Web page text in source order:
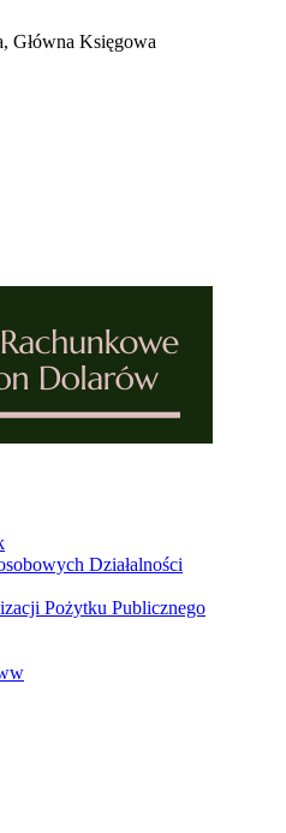
Główna Księgowa
Działalności
Pożytku Publicznego